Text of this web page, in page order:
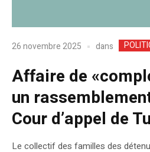
26 novembre 2025 dans
Affaire de
un
Cour d’appel de
Le collectif des familles des